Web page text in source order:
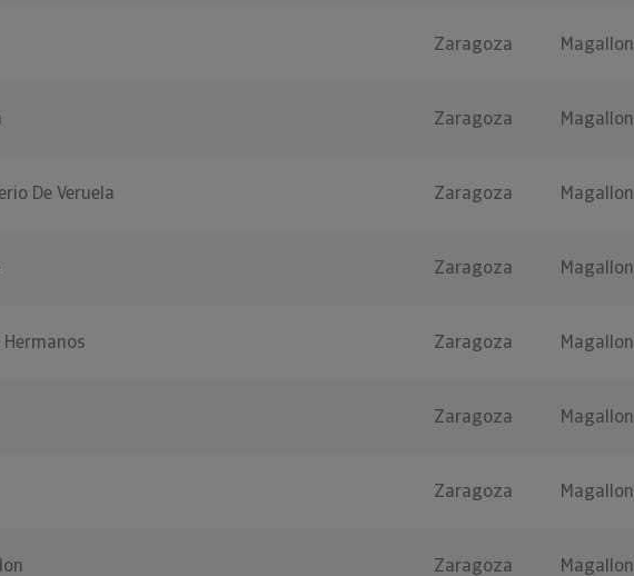
Zaragoza Magallon
Zaragoza Magallon
De Veruela Zaragoza Magallon
Zaragoza Magallon
Zaragoza Magallon
Zaragoza Magallon
Zaragoza Magallon
Zaragoza Magallon